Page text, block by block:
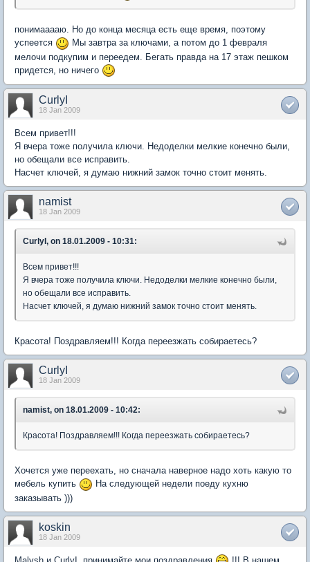
понимааааю. Но до конца месяца есть еще время, поэтому
успеется
Мы завтра за ключами, а потом до 1 февраля
мелочи подкупим и переедем. Бегать правда на 17 этаж пешком
придется, но ничего
CurlyI
18 Jan 2009
Всем привет!!!
Я вчера тоже получила ключи. Недоделки мелкие конечно были,
но обещали все исправить.
Насчет ключей, я думаю нижний замок точно стоит менять.
namist
18 Jan 2009
CurlyI, on 18.01.2009 - 10:31:
Всем привет!!!
Я вчера тоже получила ключи. Недоделки мелкие конечно были,
но обещали все исправить.
Насчет ключей, я думаю нижний замок точно стоит менять.
Красота! Поздравляем!!! Когда переезжать собираетесь?
CurlyI
18 Jan 2009
namist, on 18.01.2009 - 10:42:
Красота! Поздравляем!!! Когда переезжать собираетесь?
Хочется уже переехать, но сначала наверное надо хоть какую то
мебель купить
На следующей недели поеду кухню
заказывать )))
koskin
18 Jan 2009